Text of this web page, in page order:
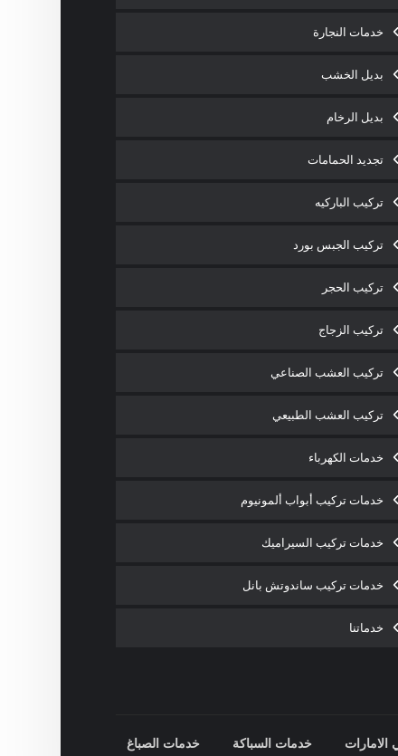
خدمات النجارة
بديل الخشب
بديل الرخام
تجديد الحمامات
تركيب الباركيه
تركيب الجبس بورد
تركيب الحجر
تركيب الزجاج
تركيب العشب الصناعي
تركيب العشب الطبيعي
خدمات الكهرباء
خدمات تركيب أبواب ألمونيوم
خدمات تركيب السيراميك
خدمات تركيب ساندوتش بانل
خدماتنا
الامارات خدمات السباكة خدمات الصباغ